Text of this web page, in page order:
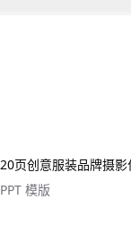
PPT 模版